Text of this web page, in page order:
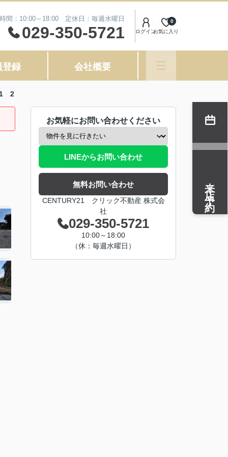
間：10:00～18:00 定休日：毎週水曜日
029-350-5721 ログインお気に入り
0
登録 会社概要
1 2
お気軽にお問い合わせください
LINEからお問い合わせ
無料お問い合わせ
CENTURY21 クリック不動産 株式会
社
029-350-5721
10:00～18:00
（休：毎週水曜日）
来店予約